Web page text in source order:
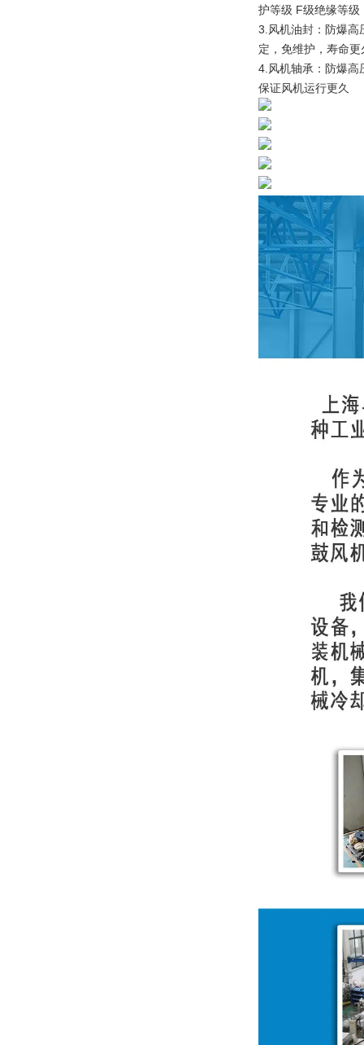
护等级 F级绝缘等级
3.风机油封：防爆
定，免维护，寿命更
4.风机轴承：防爆高
保证风机运行更久